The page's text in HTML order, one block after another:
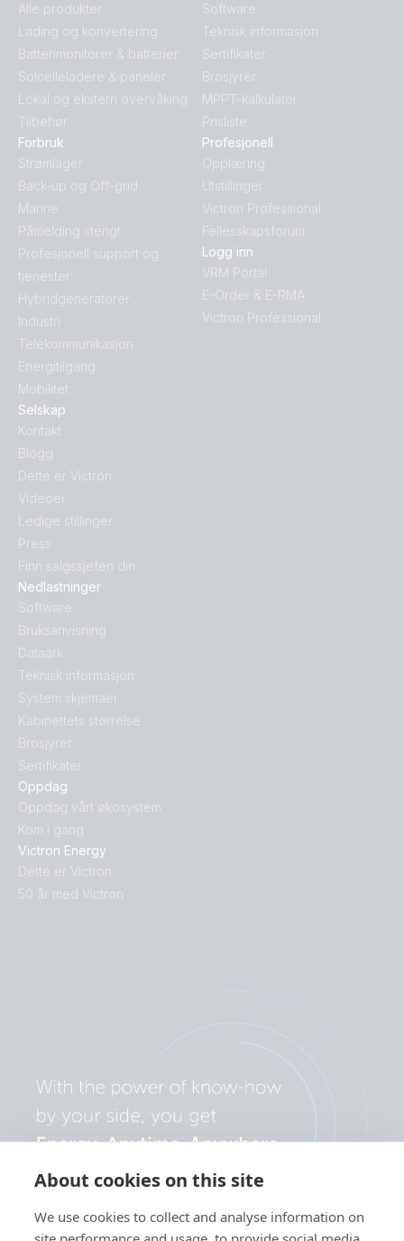
About cookies on this site
We use cookies to collect and analyse information on
Alle produkter
Lading og konvertering
Batterimonitorer & batterier
Solcelleladere & paneler
Lokal og ekstern overvåking
Tilbehør
Oppdag
Oppdag vårt økosystem
Kom i gang
Victron Energy
Dette er Victron
50 år med Victron
Nedlastninger
Software
Bruksanvisning
Dataark
Teknisk informasjon
System skjemaer
Kabinettets størrelse
Brosjyrer
Sertifikater
Forbruk
Strømlager
Back-up og Off-grid
Marine
Påmelding stengt
Profesjonell support og
tjenester:
Hybridgeneratorer
Industri
Telekommunikasjon
Energitilgang
Mobilitet
Selskap
Kontakt
Blogg
Dette er Victron
Videoer
Ledige stillinger
Press
Finn salgssjefen din
Software
Teknisk informasjon
Sertifikater
Brosjyrer
MPPT-kalkulator
Prisliste
Profesjonell
Opplæring
Utstillinger
Victron Professional
Fellesskapsforum
Logg inn
VRM Portal
E-Order & E-RMA
Victron Professional